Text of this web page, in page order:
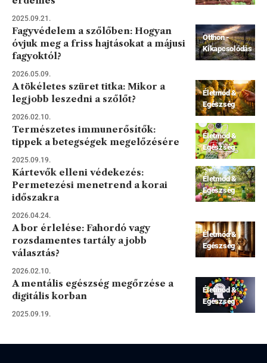
2025.09.21.
Otthon -
Kikapcsolódás
Fagyvédelem a szőlőben: Hogyan
óvjuk meg a friss hajtásokat a májusi
fagyoktól?
2026.05.09.
Életmód &
Egészség
A tökéletes szüret titka: Mikor a
legjobb leszedni a szőlőt?
2026.02.10.
Életmód &
Egészség
Természetes immunerősítők:
tippek a betegségek megelőzésére
2025.09.19.
Életmód &
Egészség
Kártevők elleni védekezés:
Permetezési menetrend a korai
időszakra
2026.04.24.
Életmód &
Egészség
A bor érlelése: Fahordó vagy
rozsdamentes tartály a jobb
választás?
2026.02.10.
Életmód &
Egészség
A mentális egészség megőrzése a
digitális korban
2025.09.19.